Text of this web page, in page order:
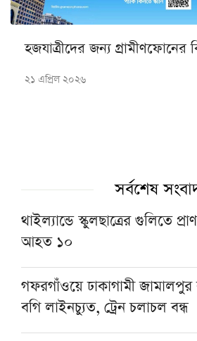
হজযাত্রীদের জন্য গ্রামীণফোনের
২১ এপ্রিল ২০২৬
সর্বশেষ
থাইল্যান্ডে স্কুলছাত্রের গুলিতে
আহত ১০
গফরগাঁওয়ে ঢাকাগামী
বগি লাইনচ্যুত, ট্রেন চলাচল বন্ধ